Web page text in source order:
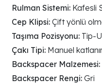
Rulman Sistemi: Kafesli
Cep Klipsi: Çift yönlü
Taşıma Pozisyonu: Tip-
Çakı Tipi: Manuel
Backspacer Malzemesi:
Backspacer Rengi: Gri